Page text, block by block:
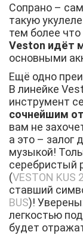
Сопрано –
такую
тем более что
Veston идёт
основными
Ещё одно
В линейке
инструмент
сочнейшим
вам не
а это – залог
музыкой!
серебристый
(VESTON KUS
ставший
BUS)!
легкостью
будет